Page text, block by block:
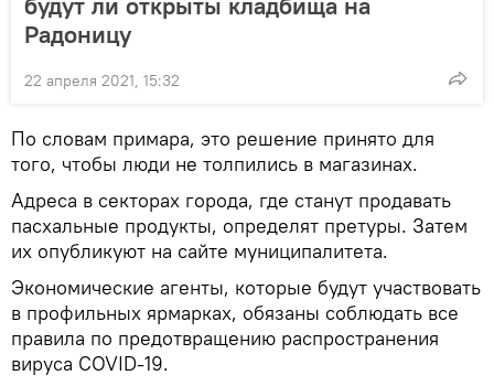
Радоницу
22 апреля 2021, 15:32
По словам примара, это решение принято для
того, чтобы люди не толпились в магазинах.
Адреса в секторах города, где станут продавать
пасхальные продукты, определят претуры. Затем
их опубликуют на сайте муниципалитета.
Экономические агенты, которые будут участвовать
в профильных ярмарках, обязаны соблюдать все
правила по предотвращению распространения
вируса COVID-19.